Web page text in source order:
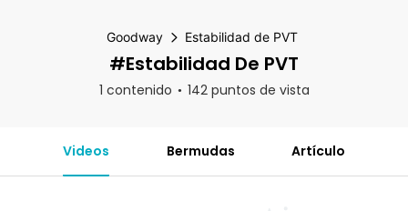
Goodway Estabilidad de PVT
#Estabilidad De PVT
1 contenido 142 puntos de vista
Videos Bermudas Artículo